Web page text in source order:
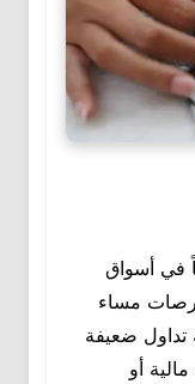
في أسواق
مساء
تداول ضعيفة
أو